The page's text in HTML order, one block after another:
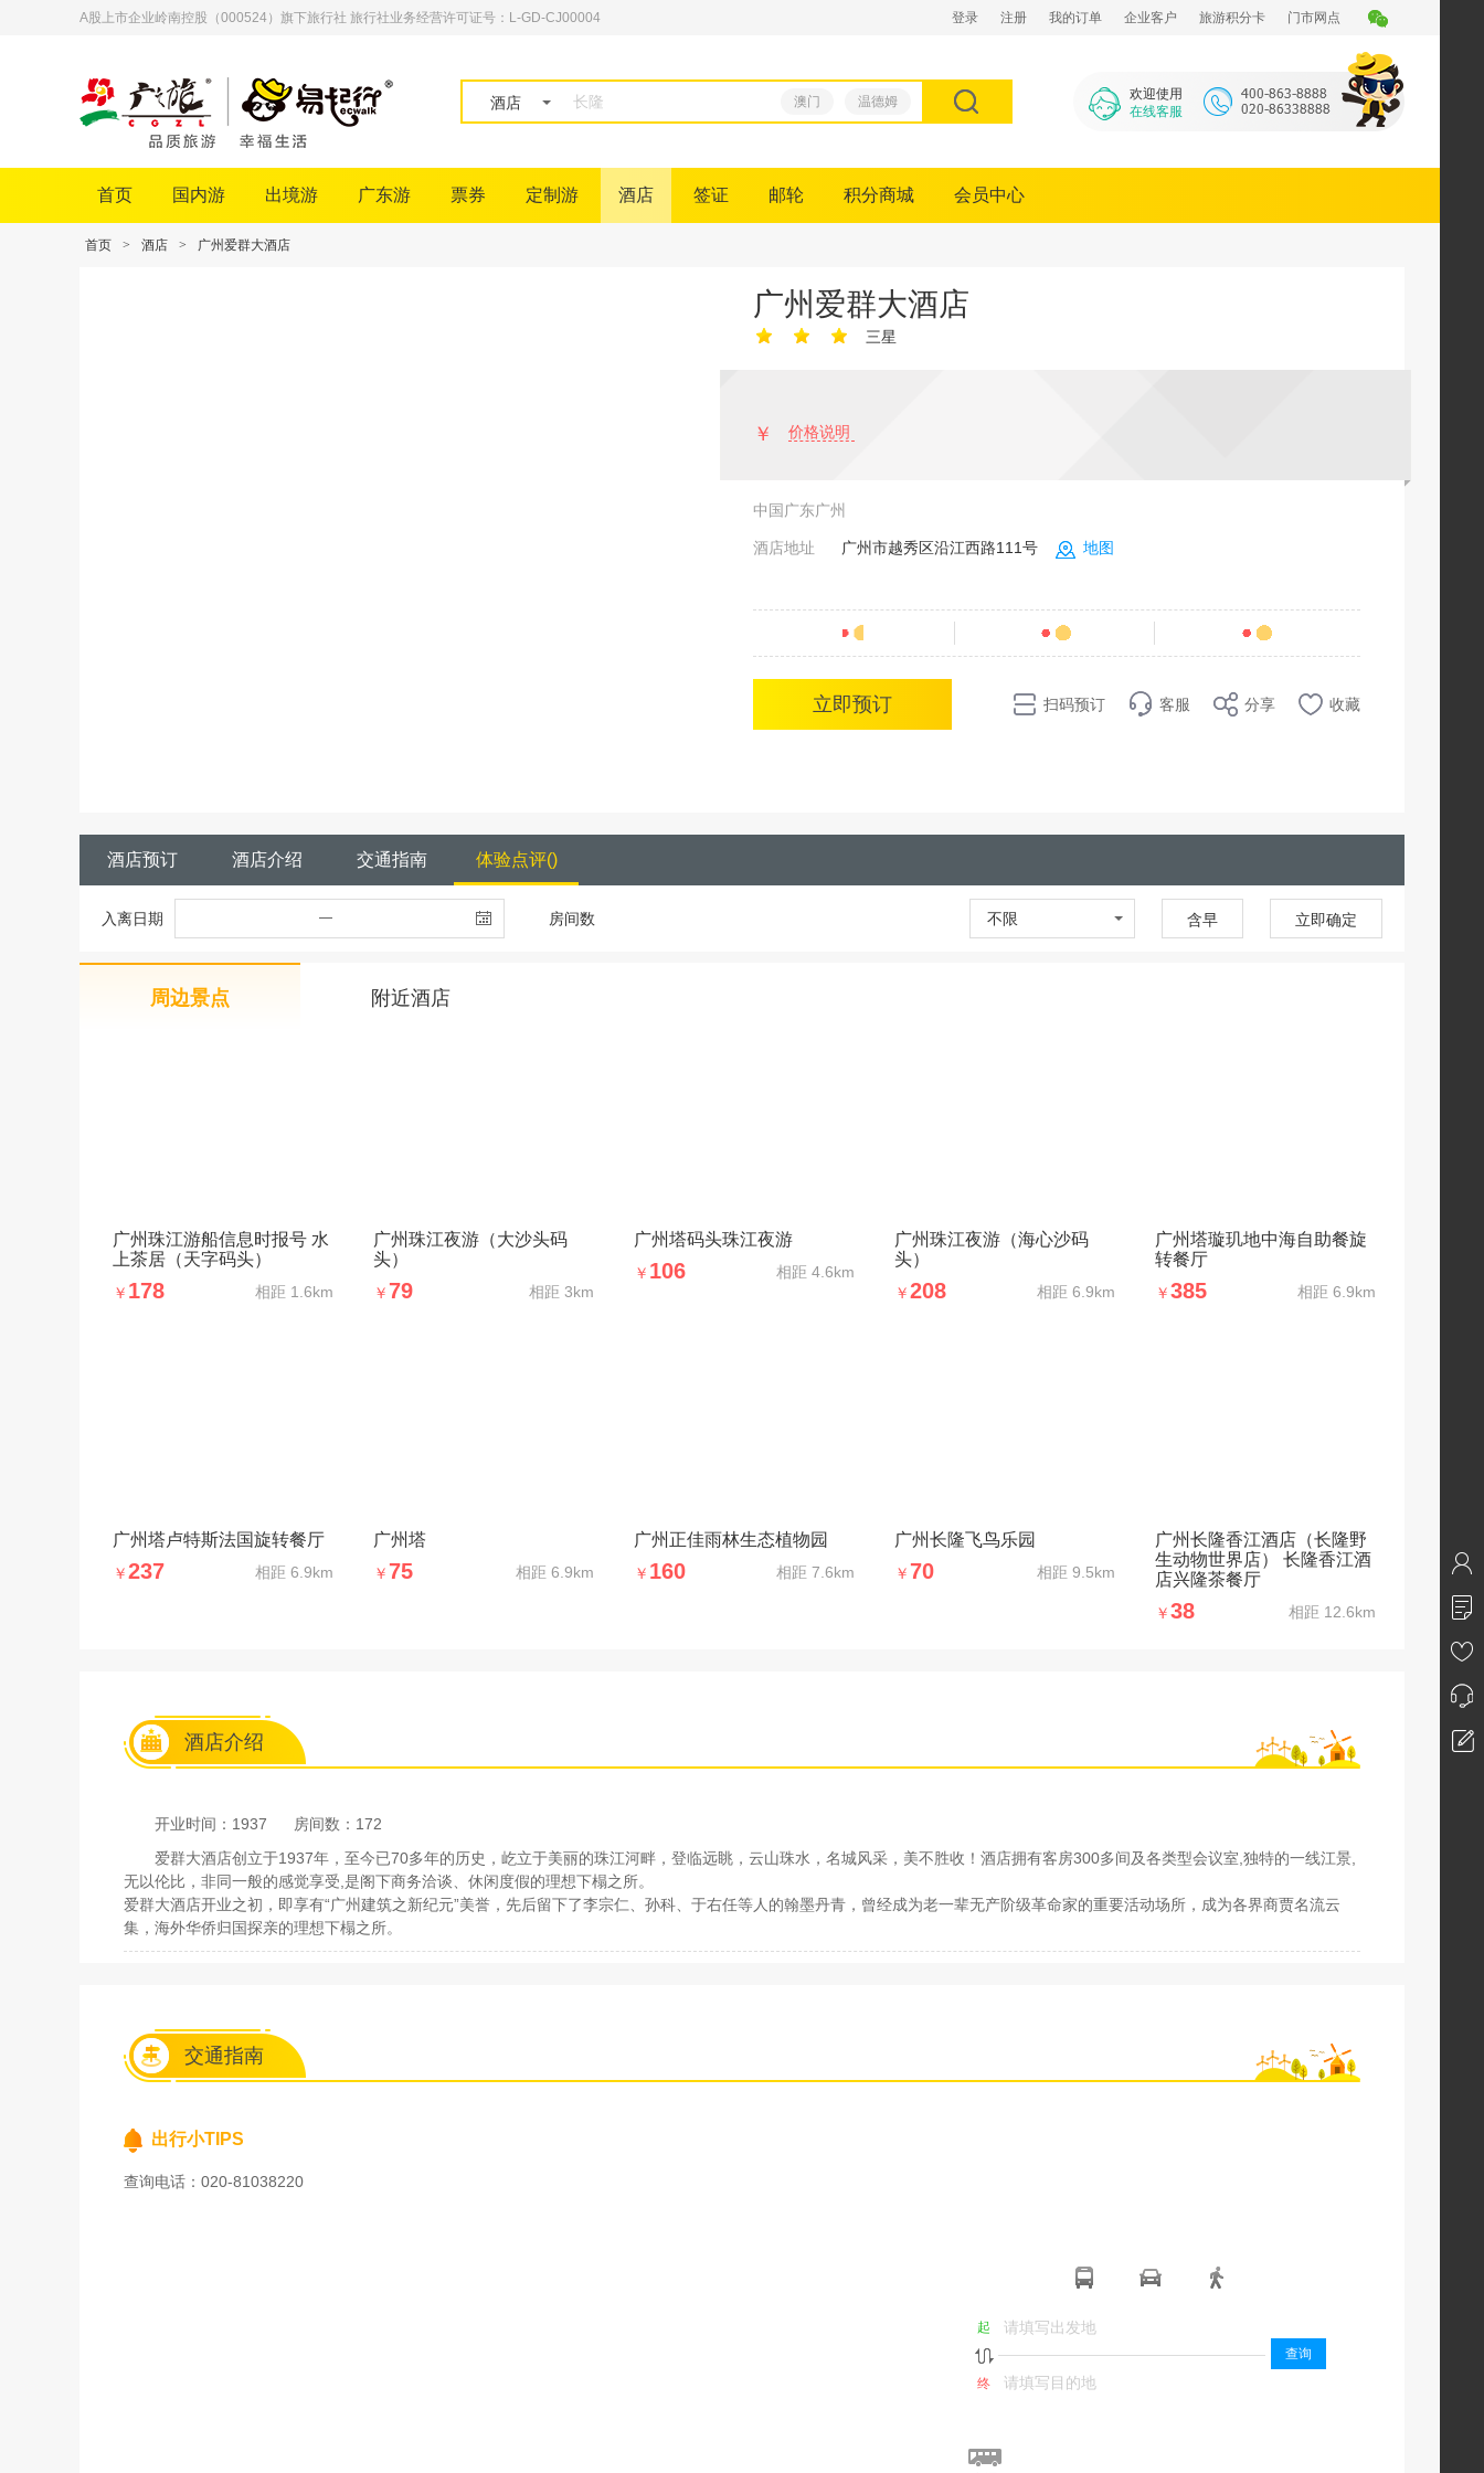
A股上市企业岭南控股（000524）旗下旅行社 旅行社业务经营许可证号：L-GD-CJ00004 登录 注册 我的订单 企业客户 旅游积分卡 门市网点
酒店 澳门 温德姆
欢迎使用
在线客服
首页 国内游 出境游 广东游 票券 定制游 酒店 签证 邮轮 积分商城 会员中心
首页 > 酒店 > 广州爱群大酒店
广州爱群大酒店
三星
￥ 价格说明
中国广东广州
酒店地址 广州市越秀区沿江西路111号 地图
分 条点评 74 销量
立即预订 扫码预订 客服 分享 收藏
酒店预订 酒店介绍 交通指南 体验点评()
入离日期 房间数 不限 含早 立即确定
周边景点 附近酒店
广州珠江游船信息时报号 水
上茶居（天字码头）
￥ 178 相距 1.6km
广州珠江夜游（大沙头码
头）
￥79 相距 3km
广州塔码头珠江夜游
￥ 106 相距 4.6km
广州珠江夜游（海心沙码
头）
￥208 相距 6.9km
广州塔璇玑地中海自助餐旋
转餐厅
￥385 相距 6.9km
广州塔卢特斯法国旋转餐厅
￥237 相距 6.9km
广州塔
￥75 相距 6.9km
广州正佳雨林生态植物园
￥ 160 相距 7.6km
广州长隆飞鸟乐园
￥70 相距 9.5km
广州长隆香江酒店（长隆野
生动物世界店） 长隆香江酒
店兴隆茶餐厅
￥38 相距 12.6km
酒店介绍
开业时间：1937
房间数：172
爱群大酒店创立于1937年，至今已70多年的历史，屹立于美丽的珠江河畔，登临远眺，云山珠水，名城风采，美不胜收！酒店拥有客房300多间及各类型会议室,独特的一线江景,
无以伦比，非同一般的感觉享受,是阁下商务洽谈、休闲度假的理想下榻之所。
爱群大酒店开业之初，即享有“广州建筑之新纪元”美誉，先后留下了李宗仁、孙科、于右任等人的翰墨丹青，曾经成为老一辈无产阶级革命家的重要活动场所，成为各界商贾名流云
集，海外华侨归国探亲的理想下榻之所。
交通指南
出行小TIPS
查询电话：020-81038220
起
终
查询